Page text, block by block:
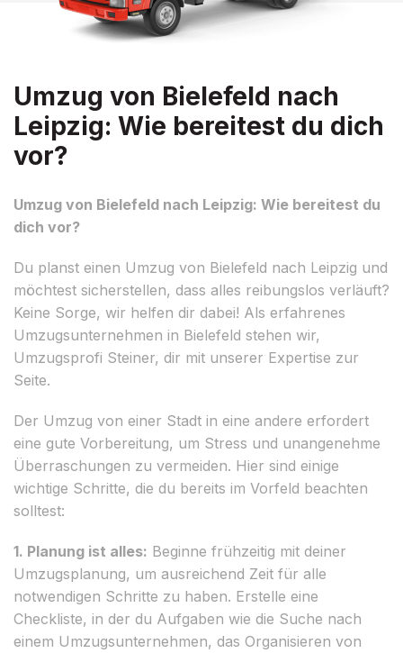
Umzug von Bielefeld nach
Leipzig: Wie bereitest du dich
vor?
Umzug von Bielefeld nach Leipzig: Wie bereitest du
dich vor?
Du planst einen Umzug von Bielefeld nach Leipzig und
möchtest sicherstellen, dass alles reibungslos verläuft?
Keine Sorge, wir helfen dir dabei! Als erfahrenes
Umzugsunternehmen in Bielefeld stehen wir,
Umzugsprofi Steiner, dir mit unserer Expertise zur
Seite.
Der Umzug von einer Stadt in eine andere erfordert
eine gute Vorbereitung, um Stress und unangenehme
Überraschungen zu vermeiden. Hier sind einige
wichtige Schritte, die du bereits im Vorfeld beachten
solltest:
1. Planung ist alles: Beginne frühzeitig mit deiner
Umzugsplanung, um ausreichend Zeit für alle
notwendigen Schritte zu haben. Erstelle eine
Checkliste, in der du Aufgaben wie die Suche nach
einem Umzugsunternehmen, das Organisieren von